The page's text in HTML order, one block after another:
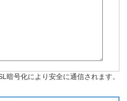
暗号化により安全に通信されます。